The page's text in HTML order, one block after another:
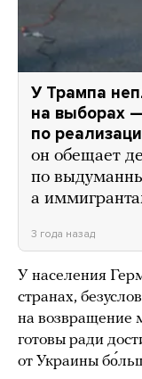
У Трампа
на выборах
по
он обещает
по
а
3 года назад
У населения
странах,
на возвращение
готовы ради
от Украины